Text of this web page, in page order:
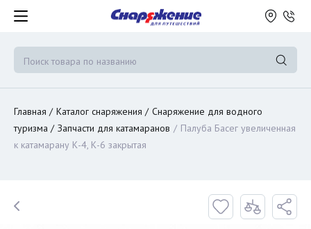
Главная Каталог снаряжения
Снаряжение для водного
туризма
Запчасти для катамаранов
Палуба Басег увеличенная
к катамарану К-4, К-6 закрытая